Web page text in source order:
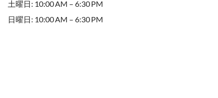
土曜日: 10:00 AM – 6:30 PM
日曜日: 10:00 AM – 6:30 PM